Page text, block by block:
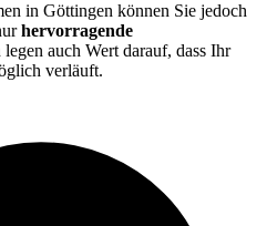
in Göttingen können Sie jedoch
hervorragende
legen auch Wert darauf, dass Ihr
verläuft.